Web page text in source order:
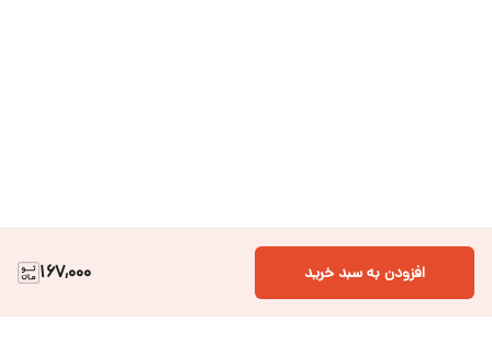
167,000 افزودن به سبد خرید